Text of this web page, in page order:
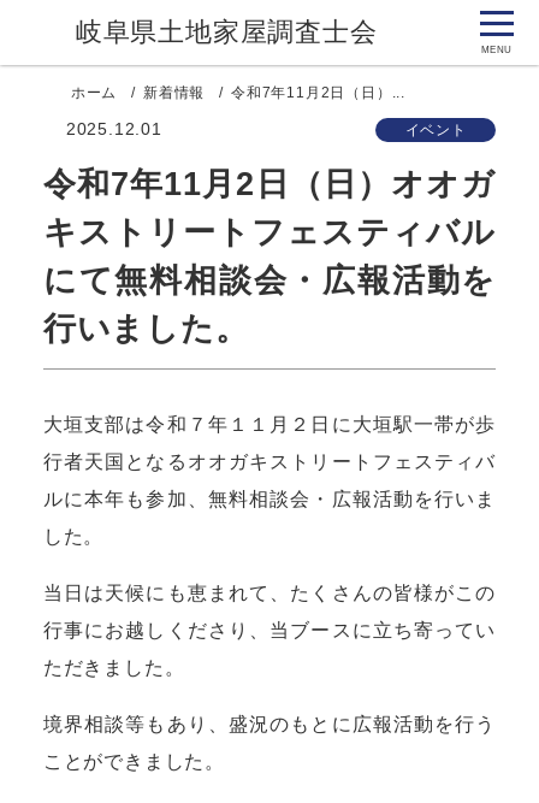
岐阜県土地家屋調査士会
ホーム 新着情報 令和7年11月2日（日）...
2025.12.01 イベント
令和7年11月2日（日）オオガ
キストリートフェスティバル
にて無料相談会・広報活動を
行いました。
大垣支部は令和７年１１月２日に大垣駅一帯が歩
行者天国となるオオガキストリートフェスティバ
ルに本年も参加、無料相談会・広報活動を行いま
した。
当日は天候にも恵まれて、たくさんの皆様がこの
行事にお越しくださり、当ブースに立ち寄ってい
ただきました。
境界相談等もあり、盛況のもとに広報活動を行う
ことができました。